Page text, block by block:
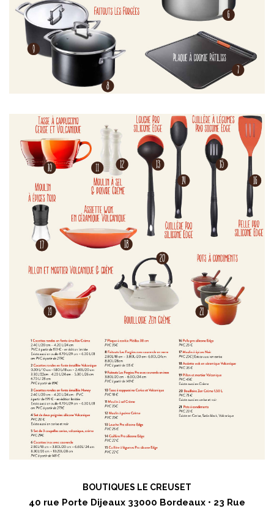
BOUTIQUES LE CREUSET
40 rue Porte Dijeaux 33000 Bordeaux • 23 Rue